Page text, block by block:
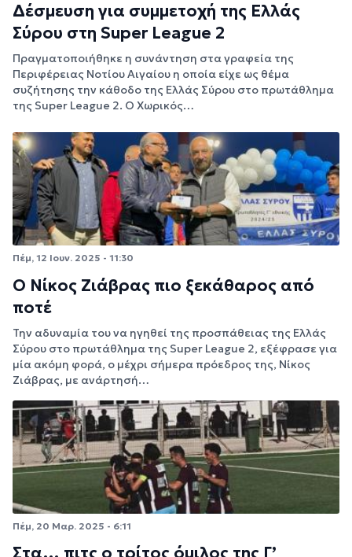
Δέσμευση για συμμετοχή της Ελλάς
Σύρου στη Super League 2
Πραγματοποιήθηκε η συνάντηση στα γραφεία της
Περιφέρειας Νοτίου Αιγαίου η οποία είχε ως θέμα
συζήτησης την κάθοδο της Ελλάς Σύρου στο πρωτάθλημα
της Super League 2. Ο Χωρικός…
Πέμ, 12 Ιουν. 2025 - 11:30
Ο Νίκος Ζιάβρας πιο ξεκάθαρος από
ποτέ
Την αδυναμία του να ηγηθεί της προσπάθειας της Ελλάς
Σύρου στο πρωτάθλημα της Super League 2, εξέφρασε για
μία ακόμη φορά, ο μέχρι σήμερα πρόεδρος της, Νίκος
Ζιάβρας, με ανάρτησή…
Πέμ, 20 Μαρ. 2025 - 6:11